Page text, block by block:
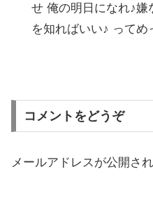
せ 俺の明日になれ♪嫌
を知ればいい♪ ってめ
コメントをどうぞ
メールアドレスが公開さ